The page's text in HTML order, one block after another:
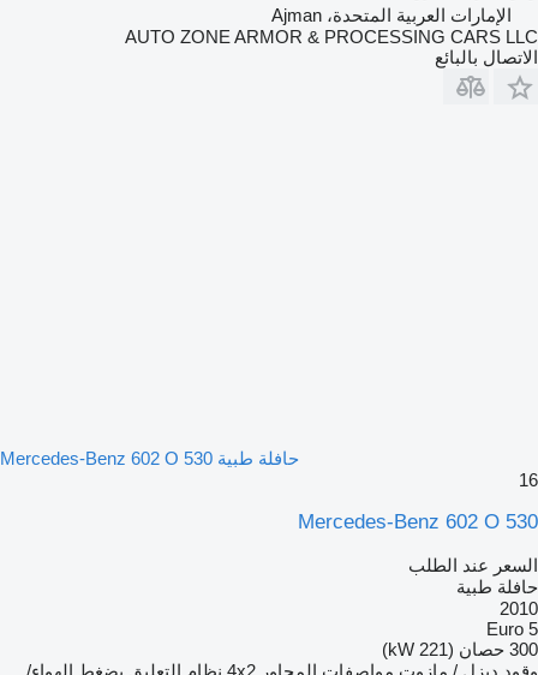
الإمارات العربية المتحدة، Ajman
AUTO ZONE ARMOR & PROCESSING CARS LLC
الاتصال بالبائع
حافلة طبية Mercedes-Benz 602 O 530
16
Mercedes-Benz 602 O 530
السعر عند الطلب
حافلة طبية
2010
Euro 5
300 حصان (221 kW)
وقود ديزل / مازوت مواصفات المحاور 4x2 نظام التعليق بضغط الهواء/